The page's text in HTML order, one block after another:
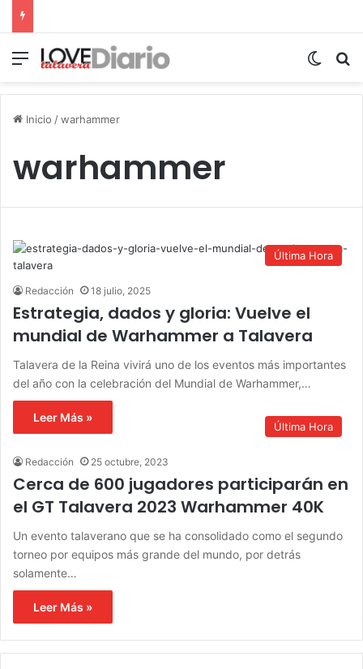
Menú
Inicio /warhammer
warhammer
Última Hora
Redacción 18 julio, 2025
Estrategia, dados y gloria: Vuelve el
mundial de Warhammer a Talavera
Talavera de la Reina vivirá uno de los eventos más importantes
del año con la celebración del Mundial de Warhammer,…
Leer Más »
Última Hora
Redacción 25 octubre, 2023
Cerca de 600 jugadores participarán en
el GT Talavera 2023 Warhammer 40K
Un evento talaverano que se ha consolidado como el segundo
torneo por equipos más grande del mundo, por detrás
solamente…
Leer Más »